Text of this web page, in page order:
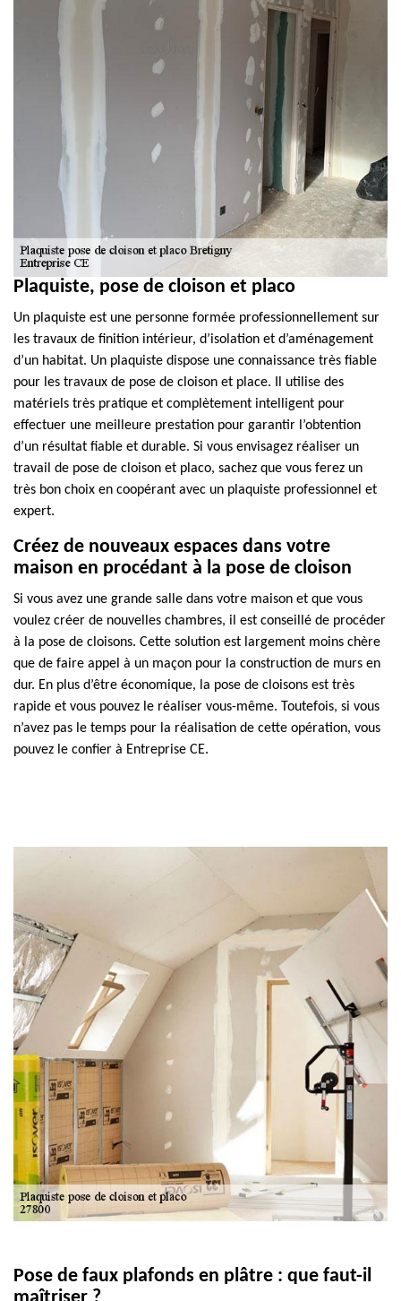
Plaquiste, pose de cloison et placo
Un plaquiste est une personne formée professionnellement sur
les travaux de finition intérieur, d’isolation et d’aménagement
d’un habitat. Un plaquiste dispose une connaissance très fiable
pour les travaux de pose de cloison et place. Il utilise des
matériels très pratique et complètement intelligent pour
effectuer une meilleure prestation pour garantir l’obtention
d’un résultat fiable et durable. Si vous envisagez réaliser un
travail de pose de cloison et placo, sachez que vous ferez un
très bon choix en coopérant avec un plaquiste professionnel et
expert.
Créez de nouveaux espaces dans votre
maison en procédant à la pose de cloison
Si vous avez une grande salle dans votre maison et que vous
voulez créer de nouvelles chambres, il est conseillé de procéder
à la pose de cloisons. Cette solution est largement moins chère
que de faire appel à un maçon pour la construction de murs en
dur. En plus d’être économique, la pose de cloisons est très
rapide et vous pouvez le réaliser vous-même. Toutefois, si vous
n’avez pas le temps pour la réalisation de cette opération, vous
pouvez le confier à Entreprise CE.
Pose de faux plafonds en plâtre : que faut-il